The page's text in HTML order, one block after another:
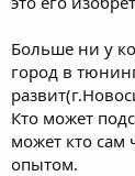
Больше ни у
город в
Кто может
может кто сам
опытом.